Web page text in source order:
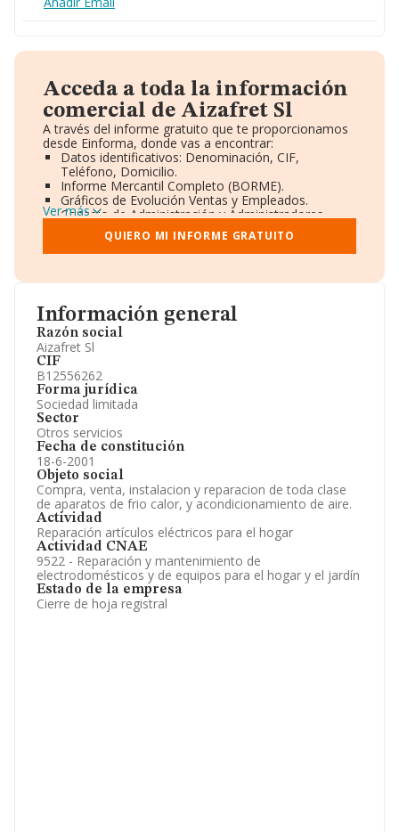
Información general
Razón social
Aizafret Sl
CIF
B12556262
Forma jurídica
Sociedad limitada
Sector
Otros servicios
Fecha de constitución
18-6-2001
Objeto social
Compra, venta, instalacion y reparacion de toda clase
de aparatos de frio calor, y acondicionamiento de aire.
Actividad
Reparación artículos eléctricos para el hogar
Actividad CNAE
9522 - Reparación y mantenimiento de
electrodomésticos y de equipos para el hogar y el jardín
Estado de la empresa
Cierre de hoja registral
Acceda a toda la información
comercial de Aizafret Sl
A través del informe gratuito que te proporcionamos
desde Einforma, donde vas a encontrar:
Datos identificativos: Denominación, CIF,
Teléfono, Domicilio.
Informe Mercantil Completo (BORME).
Gráficos de Evolución Ventas y Empleados.
Consejo de Administración y Administradores.
Directivos y Ejecutivos.
Accionistas.
Participaciones y Vinculaciones en otras empresas.
Información oficial y registral complementaria.
Ver más
QUIERO MI INFORME GRATUITO